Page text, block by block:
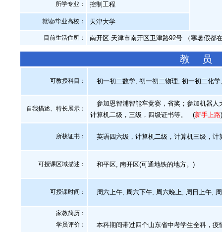
所学专业： 控制工程
就读/毕业高校： 天津大学
目前生活住所： 南开区.天津市南开区卫津路92号 （寒暑假都
教 员
可教授科目： 初一初二数学, 初一初二物理, 初一初二化
自我描述、特长展示 ：
参加恩智浦智能车竞赛，省奖；参加机器人
计算机二级，三级，四级证书等。
(新手上路)
所获证书 ： 英语四六级，计算机二级，计算机三级，计
可授课区域描述： 和平区, 南开区(可通地铁的地方。)
可授课时间： 周六上午, 周六下午, 周六晚上, 周日上午,
家教简历：
学员评价：
本科期间带过四个山东省中考学生全科，疫